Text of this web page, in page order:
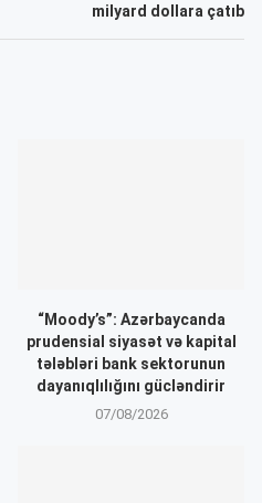
milyard dollara çatıb
“Moody’s”: Azərbaycanda
prudensial siyasət və kapital
tələbləri bank sektorunun
dayanıqlılığını gücləndirir
07/08/2026